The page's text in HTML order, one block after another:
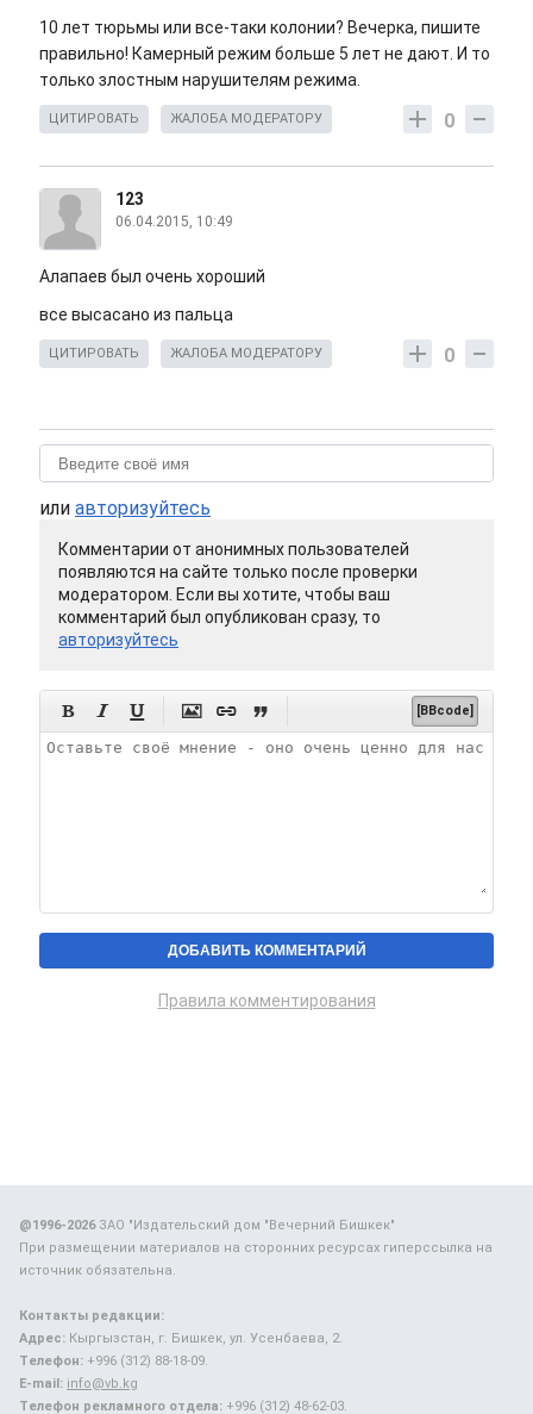
10 лет тюрьмы или все-таки колонии? Вечерка, пишите
правильно! Камерный режим больше 5 лет не дают. И то
только злостным нарушителям режима.
0
ЦИТИРОВАТЬ ЖАЛОБА МОДЕРАТОРУ
123
06.04.2015, 10:49
Алапаев был очень хороший
все высасано из пальца
0
ЦИТИРОВАТЬ ЖАЛОБА МОДЕРАТОРУ
или авторизуйтесь
Комментарии от анонимных пользователей
появляются на сайте только после проверки
модератором. Если вы хотите, чтобы ваш
комментарий был опубликован сразу, то
авторизуйтесь
      [BBcode]
Правила комментирования
@1996-2026ЗАО "Издательский дом "Вечерний Бишкек"
При размещении материалов на сторонних ресурсах гиперссылка на
источник обязательна.
Контакты редакции:
Адрес: Кыргызстан, г. Бишкек, ул. Усенбаева, 2.
Телефон: +996 (312) 88-18-09.
E-mail: info@vb.kg
Телефон рекламного отдела: +996 (312) 48-62-03.